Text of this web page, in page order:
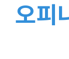
오피